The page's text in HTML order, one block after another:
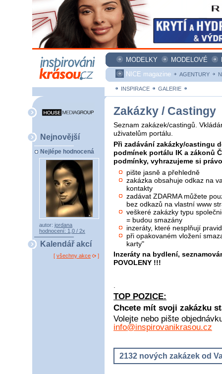
MODELKY MODELOVÉ
NICE magazine
AGENTURY
INSPIRACE GALERIE
Nejnovější
Nejlépe hodnocená
autor: jordana
hodnocení: 1,0 / 2x
Kalendář akcí
[ všechny akce ]
Zakázky / Castingy
Seznam zakázek/castingů.
uživatelům portálu.
Při zadávání zakázky/castingu
podmínek portálu IK a zákonů
podmínky, vyhrazujeme si
pište jasně a přehledně
zakázka obsahuje odkaz na
kontakty
zadávat ZDARMA můžete
bez odkazů na vlastní www
veškeré zakázky typu
= budou smazány
inzeráty, které nesplňují
při opakovaném vložení
karty"
Inzeráty na bydlení,
POVOLENY !!!
TOP POZICE:
Chcete mít svoji zakázku
Volejte nebo pište
info@inspirovanikrasou.cz
2132 nových zakázek od